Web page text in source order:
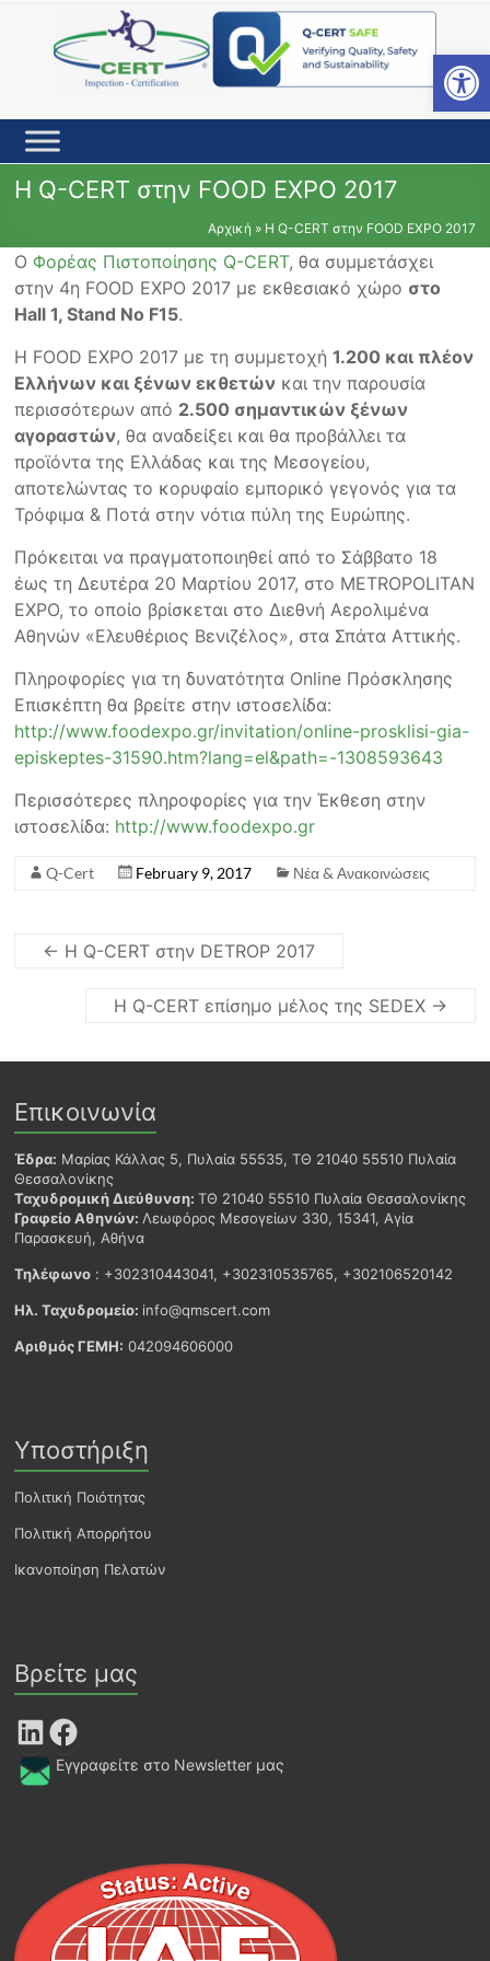
Open toolbar
content
Η Q-CERT στην FOOD EXPO 2017
Αρχική » Η Q-CERT στην FOOD EXPO 2017
Ο Φορέας Πιστοποίησης Q-CERT, θα συμμετάσχει
στην 4η FOOD EXPO 2017 με εκθεσιακό χώρο στο
Hall 1, Stand No F15.
Η FOOD EXPO 2017 με τη συμμετοχή1.200 και πλέον
Ελλήνων και ξένων εκθετών και την παρουσία
περισσότερων από 2.500 σημαντικών ξένων
αγοραστών, θα αναδείξει και θα προβάλλει τα
προϊόντα της Ελλάδας και της Μεσογείου,
αποτελώντας το κορυφαίο εμπορικό γεγονός για τα
Τρόφιμα & Ποτά στην νότια πύλη της Ευρώπης.
Πρόκειται να πραγματοποιηθεί από το Σάββατο 18
έως τη Δευτέρα 20 Μαρτίου 2017, στο METROPOLITAN
EXPO, το οποίο βρίσκεται στο Διεθνή Αερολιμένα
Αθηνών «Ελευθέριος Βενιζέλος», στα Σπάτα Αττικής.
Πληροφορίες για τη δυνατότητα Online Πρόσκλησης
Επισκέπτη θα βρείτε στην ιστοσελίδα:
http://www.foodexpo.gr/invitation/online-prosklisi-gia-
episkeptes-31590.htm?lang=el&path=-1308593643
Περισσότερες πληροφορίες για την Έκθεση στην
ιστοσελίδα: http://www.foodexpo.gr
Q-Cert February 9, 2017 Νέα & Ανακοινώσεις
← Η Q-CERT στην DETROP 2017
Η Q-CERT επίσημο μέλος της SEDEX →
Επικοινωνία
Έδρα: Μαρίας Κάλλας 5, Πυλαία 55535, ΤΘ 21040 55510 Πυλαία
Θεσσαλονίκης
Ταχυδρομική Διεύθυνση:ΤΘ 21040 55510 Πυλαία Θεσσαλονίκης
Γραφείο Αθηνών: Λεωφόρος Μεσογείων 330, 15341, Αγία
Παρασκευή, Αθήνα
Τηλέφωνο : +302310443041, +302310535765, +302106520142
Ηλ. Ταχυδρομείο: info@qmscert.com
Αριθμός ΓΕΜΗ: 042094606000
Υποστήριξη
Πολιτική Ποιότητας
Πολιτική Απορρήτου
Ικανοποίηση Πελατών
Βρείτε μας
LinkedIn Facebook
Εγγραφείτε στο Newsletter μας